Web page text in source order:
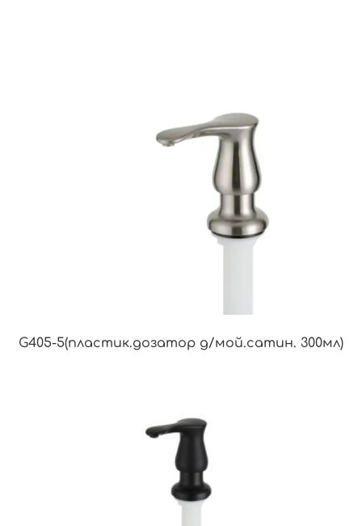
G405-5(пластик.дозатор д/мой.сатин. 300мл)